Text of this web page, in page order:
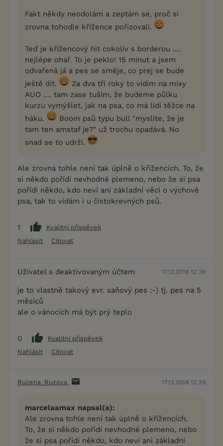
Fakt někdy neodolám a zeptám se, proč si
zrovna tohodle křížence pořizovali.
Teď je křížencový hit cokoliv s borderou ....
nejlépe ohař. To je peklo! 15 minut a jsem
odvařená já a pes se směje, co prej se bude
ještě dít.
Za dva tři roky to vidím na mixy
AUO .... tam zase tuším, že budeme půlku
kurzu vymýšlet, jak na psa, co má lidi těžce na
háku.
Boom psů typu bull "myslíte, že je
tam ten amstaf je?" už trochu opadává. No
snad se to udrží.
Ale zrovna tohle není tak úplně o křížencích. To, že
si někdo pořídí nevhodné plemeno, nebo že si psa
pořídí někdo, kdo neví ani základní věci o výchově
psa, tak to vídám i u čistokrevných psů.
1
Kvalitní příspěvek
Nahlásit
Citovat
Uživatel s deaktivovaným účtem 17.12.2018 12:39
je to vlastně takový evr. saňový pes :-) tj. pes na 5
měsíců
ale o vánocích má být prý teplo
0
Kvalitní příspěvek
Nahlásit
Citovat
Ruzena_Ruzova 17.12.2018 12:39
marcelaamax napsal(a):
Ale zrovna tohle není tak úplně o křížencích.
To, že si někdo pořídí nevhodné plemeno, nebo
že si psa pořídí někdo, kdo neví ani základní